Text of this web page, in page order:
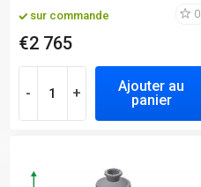
sur commande 0
€2 765
- +
Ajouter au
panier